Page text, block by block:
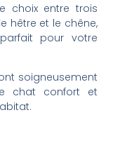
choix entre trois
hêtre et le chêne,
pour votre
soigneusement
chat confort et